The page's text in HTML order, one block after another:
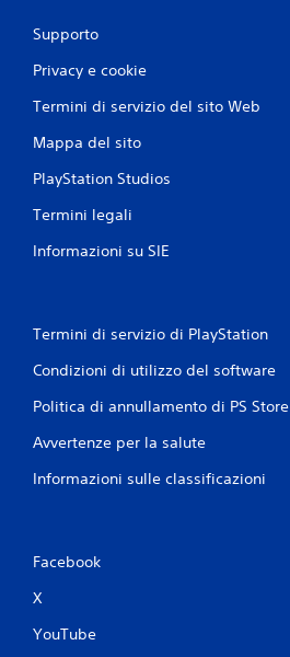
Supporto
Privacy e cookie
Termini di servizio del sito Web
Mappa del sito
PlayStation Studios
Termini legali
Informazioni su SIE
Termini di servizio di PlayStation
Condizioni di utilizzo del software
Politica di annullamento di PS Store
Avvertenze per la salute
Informazioni sulle classificazioni
Facebook
X
YouTube